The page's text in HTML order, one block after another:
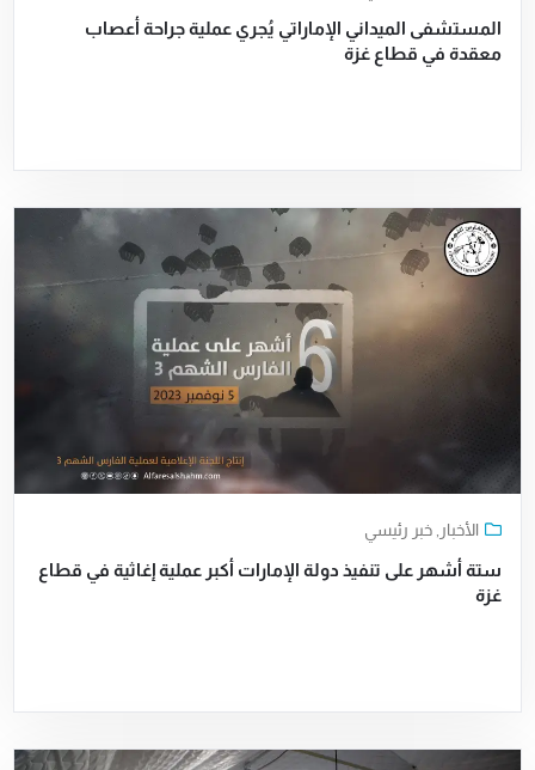
المستشفى الميداني الإماراتي يُجري عملية جراحة أعصاب
معقدة في قطاع غزة
الأخبار ,خبر رئيسي
ستة أشهر على تنفيذ دولة الإمارات أكبر عملية إغاثية في قطاع
غزة